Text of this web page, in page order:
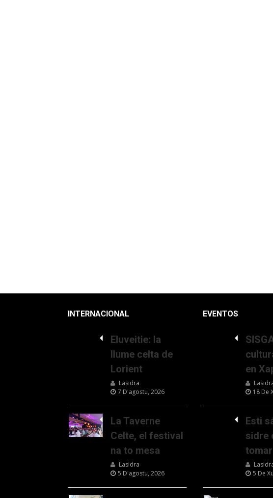
INTERNACIONAL
Eluveitie: la
llume celta de
Lorient
Lasidra
7 D'agostu, 2026
La Taverne
Celte, el festival
na to mesa
Lasidra
5 D'agostu, 2026
EVENTOS
en
18 De
Esti
sidre
5 De